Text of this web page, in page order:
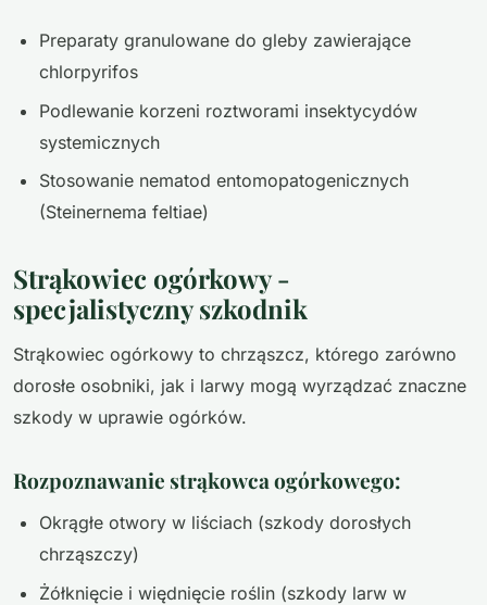
Preparaty granulowane do gleby zawierające
chlorpyrifos
Podlewanie korzeni roztworami insektycydów
systemicznych
Stosowanie nematod entomopatogenicznych
(Steinernema feltiae)
Strąkowiec ogórkowy -
specjalistyczny szkodnik
Strąkowiec ogórkowy to chrząszcz, którego zarówno
dorosłe osobniki, jak i larwy mogą wyrządzać znaczne
szkody w uprawie ogórków.
Rozpoznawanie strąkowca ogórkowego:
Okrągłe otwory w liściach (szkody dorosłych
chrząszczy)
Żółknięcie i więdnięcie roślin (szkody larw w